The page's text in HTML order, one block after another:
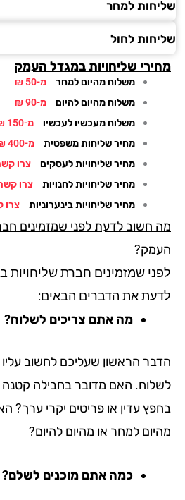
למחר
לחול
שליחויות במגדל העמק
משלוח מהיום למחר
מ-50 ₪
משלוח מהיום להיום
מ-90 ₪
משלוח מעכשיו לעכשיו
מ-150 ₪
מחיר שליחות משפטית
מ-400 ₪
מחיר שליחויות לעסקים
צרו קשר
מחיר שליחויות לחנויות
צרו קשר
מחיר שליחויות בינערוניות
צרו קשר
חשוב לדעת לפני שמזמינים חברת
שמזמינים חברת שליחויות
את הדברים הבאים:
מה אתם צריכים לשלוח?
הראשון שעליכם לחשוב עליו
האם מדובר בחבילה קטנה או
עדין או פריטים יקרי ערך? האם
למחר או מהיום להיום?
כמה אתם מוכנים לשלם?